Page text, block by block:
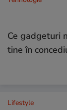
Ce gadgeturi
tine în
Lifestyle